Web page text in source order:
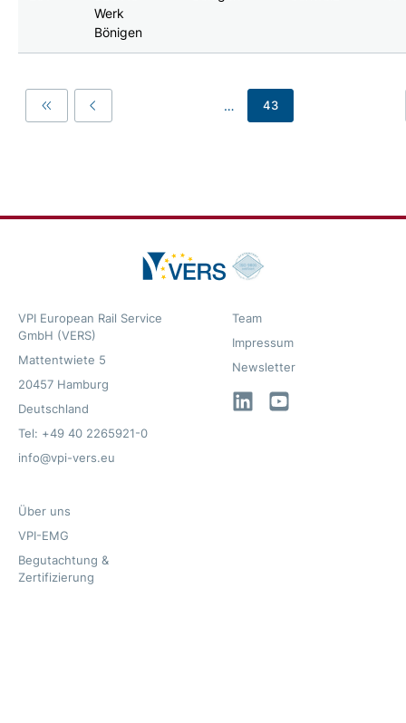
Werk
Bönigen
First Previous
… 43
VPI European Rail Service
GmbH (VERS)
Mattentwiete 5
20457 Hamburg
Deutschland
Tel: +49 40 2265921-0
info@vpi-vers.eu
Team
Impressum
Newsletter
LinkedInYouTube
Über uns
VPI-EMG
Begutachtung &
Zertifizierung